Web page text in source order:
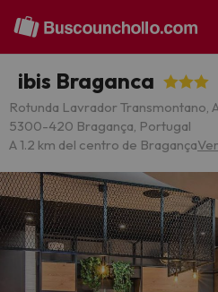
ibis Braganca
Rotunda Lavrador Transmontano,
5300-420 Bragança, Portugal
A 1.2 km del centro de Bragança